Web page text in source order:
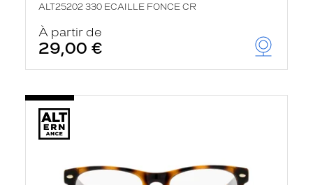
ALT25202 330 ECAILLE FONCE CR
À partir de
29,00 €